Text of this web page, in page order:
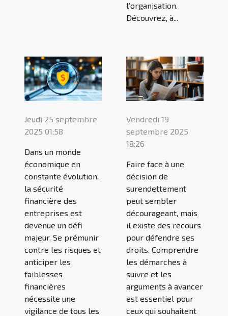
l’organisation.
Découvrez, à...
Jeudi 25 septembre
2025 01:58
Dans un monde
économique en
constante évolution,
la sécurité
financière des
entreprises est
devenue un défi
majeur. Se prémunir
contre les risques et
anticiper les
faiblesses
financières
nécessite une
vigilance de tous les
Vendredi 19
septembre 2025
18:26
Faire face à une
décision de
surendettement
peut sembler
décourageant, mais
il existe des recours
pour défendre ses
droits. Comprendre
les démarches à
suivre et les
arguments à avancer
est essentiel pour
ceux qui souhaitent